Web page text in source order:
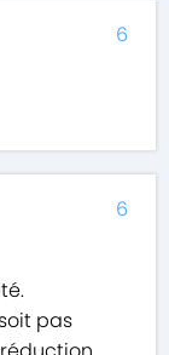
6
pas
6